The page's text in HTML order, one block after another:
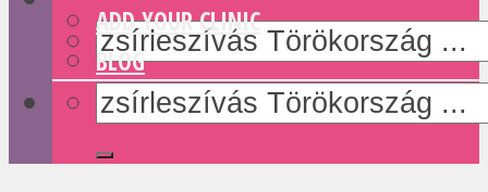
ADD YOUR CLINIC
BLOG